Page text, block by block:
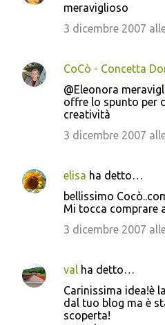
meraviglioso
3 dicembre 2007
CoCò - Concetta
@Eleonora
offre lo spunto per
creatività
3 dicembre 2007
elisa ha detto…
bellissimo
Mi tocca comprare
3 dicembre 2007
val ha detto…
Carinissima idea!è
dal tuo blog ma è
scoperta!